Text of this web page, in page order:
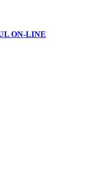
ON-LINE